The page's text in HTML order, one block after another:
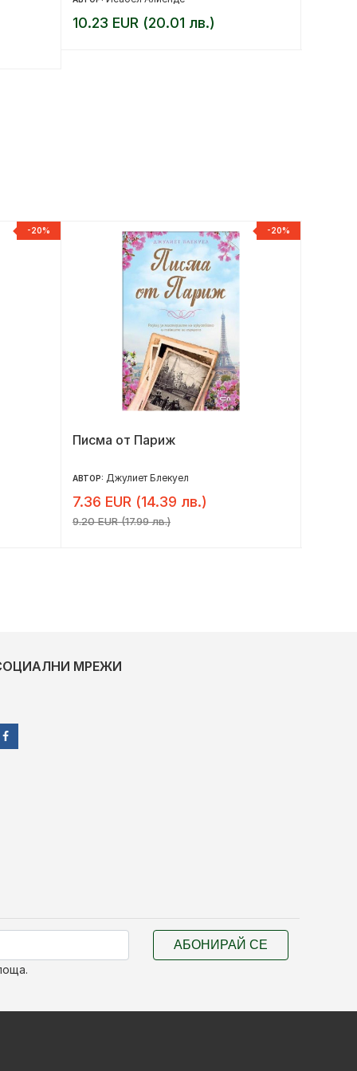
10.23 EUR (20.01 лв.)
-20% -20%
Писма от Париж
АВТОР: Джулиет Блекуел
7.36 EUR (14.39 лв.)
9.20 EUR (17.99 лв.)
МРЕЖИ
АБОНИРАЙ СЕ